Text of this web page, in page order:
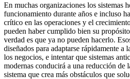
En muchas organizaciones los sistemas
funcionamiento durante años e incluso
crítico en las operaciones y el
pueden haber cumplido bien su
verdad es que ya no pueden hacerlo.
diseñados para adaptarse rápidamente a
los negocios, e intentar que sistemas
modernas conducirá a una reducción de
sistema que crea más obstáculos que